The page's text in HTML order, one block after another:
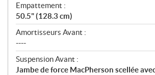
Empattement :
50.5" (128.3 cm)
Amortisseurs Avant :
----
Suspension Avant :
Jambe de force MacPherson scellée